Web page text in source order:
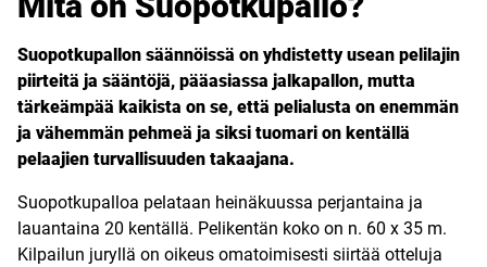
Suopotkupallon säännöissä on yhdistetty usean pelilajin
piirteitä ja sääntöjä, pääasiassa jalkapallon, mutta
tärkeämpää kaikista on se, että pelialusta on enemmän
ja vähemmän pehmeä ja siksi tuomari on kentällä
pelaajien turvallisuuden takaajana.
Suopotkupalloa pelataan heinäkuussa perjantaina ja
lauantaina 20 kentällä. Pelikentän koko on n. 60 x 35 m.
Kilpailun juryllä on oikeus omatoimisesti siirtää otteluja